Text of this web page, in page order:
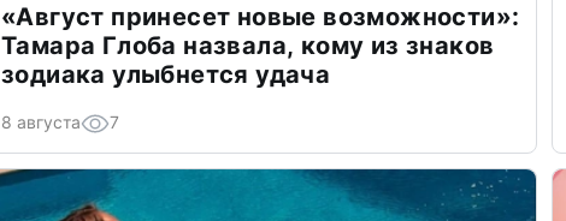
«Август принесет новые возможности»:
Тамара Глоба назвала, кому из знаков
зодиака улыбнется удача
8 августа 7